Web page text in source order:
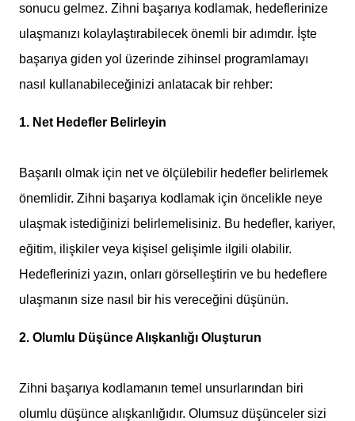
sonucu gelmez. Zihni başarıya kodlamak, hedeflerinize
ulaşmanızı kolaylaştırabilecek önemli bir adımdır. İşte
başarıya giden yol üzerinde zihinsel programlamayı
nasıl kullanabileceğinizi anlatacak bir rehber:
1. Net Hedefler Belirleyin
Başarılı olmak için net ve ölçülebilir hedefler belirlemek
önemlidir. Zihni başarıya kodlamak için öncelikle neye
ulaşmak istediğinizi belirlemelisiniz. Bu hedefler, kariyer,
eğitim, ilişkiler veya kişisel gelişimle ilgili olabilir.
Hedeflerinizi yazın, onları görselleştirin ve bu hedeflere
ulaşmanın size nasıl bir his vereceğini düşünün.
2. Olumlu Düşünce Alışkanlığı Oluşturun
Zihni başarıya kodlamanın temel unsurlarından biri
olumlu düşünce alışkanlığıdır. Olumsuz düşünceler sizi